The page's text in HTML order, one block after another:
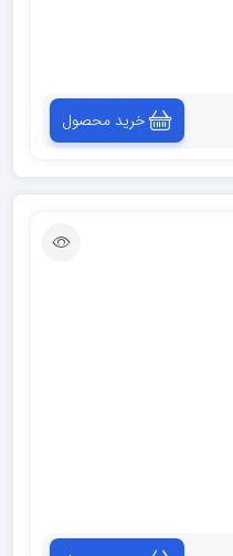
خرید محصول